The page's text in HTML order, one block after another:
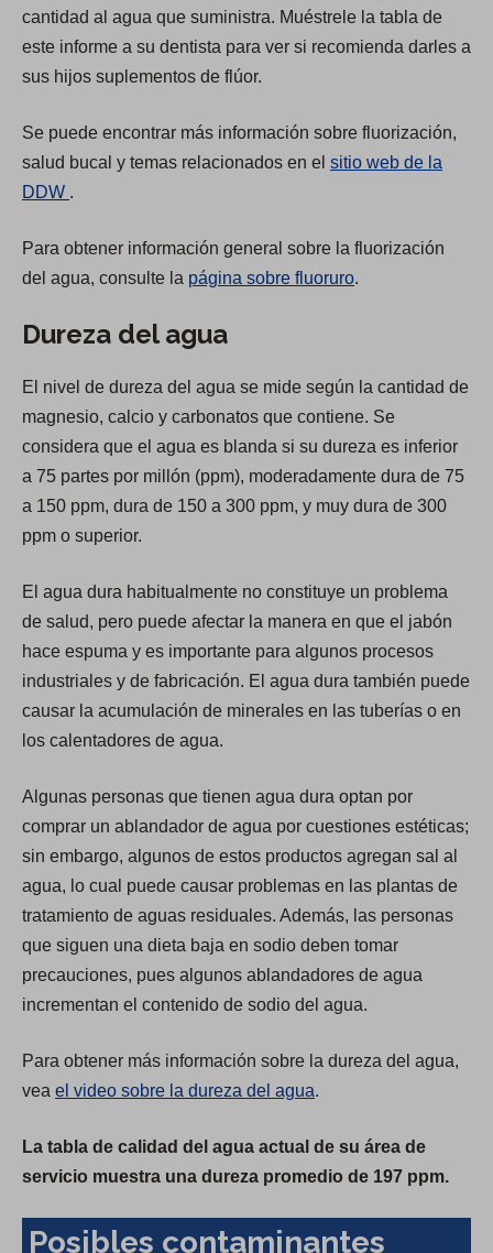
cantidad al agua que suministra. Muéstrele la tabla de
este informe a su dentista para ver si recomienda darles a
sus hijos suplementos de flúor.
Se puede encontrar más información sobre fluorización,
salud bucal y temas relacionados en el sitio web de la
DDW
p
e
s
n
a
n
e
w
.
Para obtener información general sobre la fluorización
del agua, consulte la página sobre fluoruro.
Dureza del agua
El nivel de dureza del agua se mide según la cantidad de
magnesio, calcio y carbonatos que contiene. Se
considera que el agua es blanda si su dureza es inferior
a 75 partes por millón (ppm), moderadamente dura de 75
a 150 ppm, dura de 150 a 300 ppm, y muy dura de 300
ppm o superior.
El agua dura habitualmente no constituye un problema
de salud, pero puede afectar la manera en que el jabón
hace espuma y es importante para algunos procesos
industriales y de fabricación. El agua dura también puede
causar la acumulación de minerales en las tuberías o en
los calentadores de agua.
Algunas personas que tienen agua dura optan por
comprar un ablandador de agua por cuestiones estéticas;
sin embargo, algunos de estos productos agregan sal al
agua, lo cual puede causar problemas en las plantas de
tratamiento de aguas residuales. Además, las personas
que siguen una dieta baja en sodio deben tomar
precauciones, pues algunos ablandadores de agua
incrementan el contenido de sodio del agua.
Para obtener más información sobre la dureza del agua,
vea el video sobre la dureza del agua.
La tabla de calidad del agua actual de su área de
servicio muestra una dureza promedio de 197 ppm.
Posibles contaminantes